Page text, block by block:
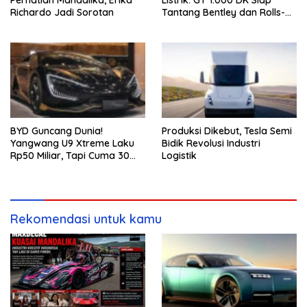
Richardo Jadi Sorotan
Tantang Bentley dan Rolls-
BYD Guncang Dunia!
Yangwang U9 Xtreme Laku
Rp50 Miliar, Tapi Cuma 30
Produksi Dikebut, Tesla Semi
Bidik Revolusi Industri
Logistik
Rekomendasi untuk kamu